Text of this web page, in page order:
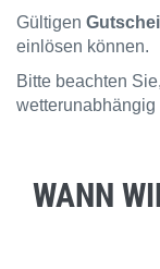
Gültigen
einlösen können.
Bitte beachten
WANN